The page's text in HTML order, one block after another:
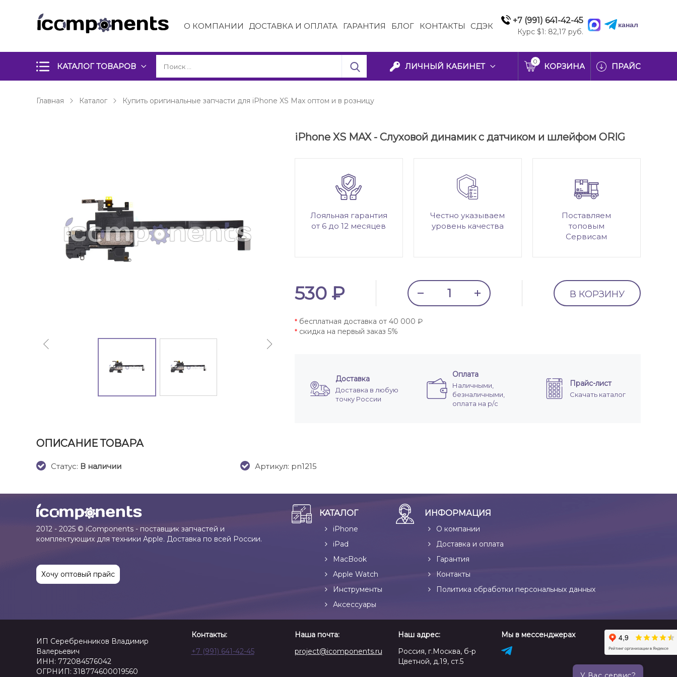
О КОМПАНИИ ДОСТАВКА И ОПЛАТА ГАРАНТИЯ БЛОГ КОНТАКТЫ СДЭК
+7 (991) 641-42-45
Курс $1: 82,17 руб.
канал
КАТАЛОГ ТОВАРОВ ЛИЧНЫЙ КАБИНЕТ
0
КОРЗИНА ПРАЙС
Главная Каталог Купить оригинальные запчасти для iPhone XS Max оптом и в розницу
iPhone XS MAX - Cлуховой динамик с датчиком и шлейфом ORIG
Лояльная гарантия
от 6 до 12 месяцев
Честно указываем
уровень качества
Поставляем
топовым
Сервисам
530 ₽ В КОРЗИНУ
*бесплатная доставка от 40 000 ₽
*скидка на первый заказ 5%
Доставка
Доставка в любую
точку России
Оплата
Наличными,
безналичными,
оплата на р/с
Прайс-лист
Скачать каталог
ОПИСАНИЕ ТОВАРА
Cтатус: В наличии Артикул: pn1215
2012 - 2025 © iComponents - поставщик запчастей и
комплектующих для техники Apple. Доставка по всей России.
Хочу оптовый прайс
КАТАЛОГ
iPhone
iPad
MacBook
Apple Watch
Инструменты
Аксессуары
ИНФОРМАЦИЯ
О компании
Доставка и оплата
Гарантия
Контакты
Политика обработки персональных данных
ИП Серебренников Владимир
Валерьевич
ИНН: 772084576042
ОГРНИП: 318774600019560
Контакты:
+7 (991) 641-42-45
Наша почта:
project@icomponents.ru
Наш адрес:
Россия, г.Москва, б-р
Цветной, д.19, ст.5
Мы в мессенджерах